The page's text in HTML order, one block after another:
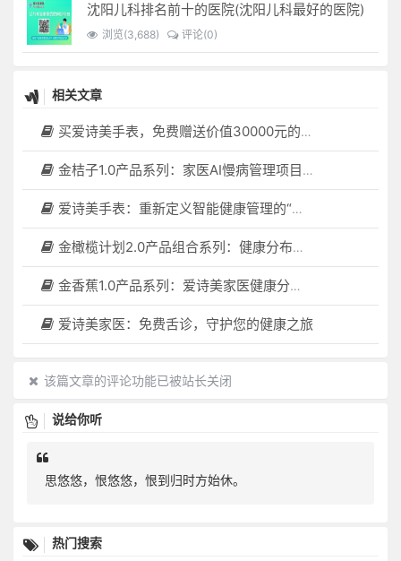
沈阳儿科排名前十的医院(沈阳儿科最好的医院)
浏览(3,688) 评论(0)
相关文章
买爱诗美手表，免费赠送价值30000元的数智化门店系统一套（含硬件）
金桔子1.0产品系列：家医AI慢病管理项目全国招募区域合伙人，低投入，高回报，长收益
爱诗美手表：重新定义智能健康管理的“医疗级守护者”
金橄榄计划2.0产品组合系列：健康分布机（健康一体机）+慢病管理系统，可落地在健康小屋，社区服务中心等等
金香蕉1.0产品系列：爱诗美家医健康分布机，健康一体机，社区服务中心，药店，健康小屋都需要
爱诗美家医：免费舌诊，守护您的健康之旅
该篇文章的评论功能已被站长关闭
说给你听
思悠悠，恨悠悠，恨到归时方始休。
热门搜索